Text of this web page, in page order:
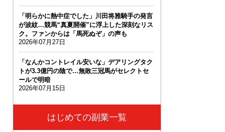
「明らかに熱中症でした」川田将雅騎手の発言
が波紋…競馬“真夏開催”に浮上した深刻なリス
ク。ファンからは「馬死ぬぞ」の声も
2026年07月27日
「なんかコントレイル安いな」デアリングタク
トが3.3億円の陰で…無敗三冠馬がセレクトセ
ールで明暗
2026年07月15日
はじめての副業一覧